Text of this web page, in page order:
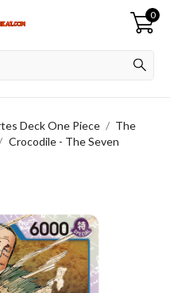
0
Deck One Piece
The
Crocodile - The Seven